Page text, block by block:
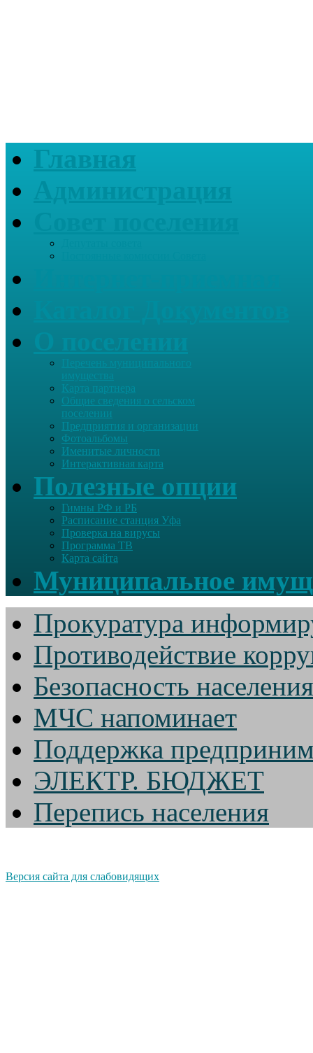
Главная
Перечень муниципального
имущества
Карта партнера
Общие сведения о сельском
поселении
Предприятия и организации
Фотоальбомы
Именитые личности
Интерактивная карта
Полезные опции
Гимны РФ и РБ
Расписание станция Уфа
Проверка на вирусы
Программа ТВ
Карта сайта
Муниципальное
Прокуратура
Противодействие
Безопасность населения
МЧС напоминает
Поддержка
ЭЛЕКТР. БЮДЖЕТ
Перепись населения
Версия сайта для слабовидящих